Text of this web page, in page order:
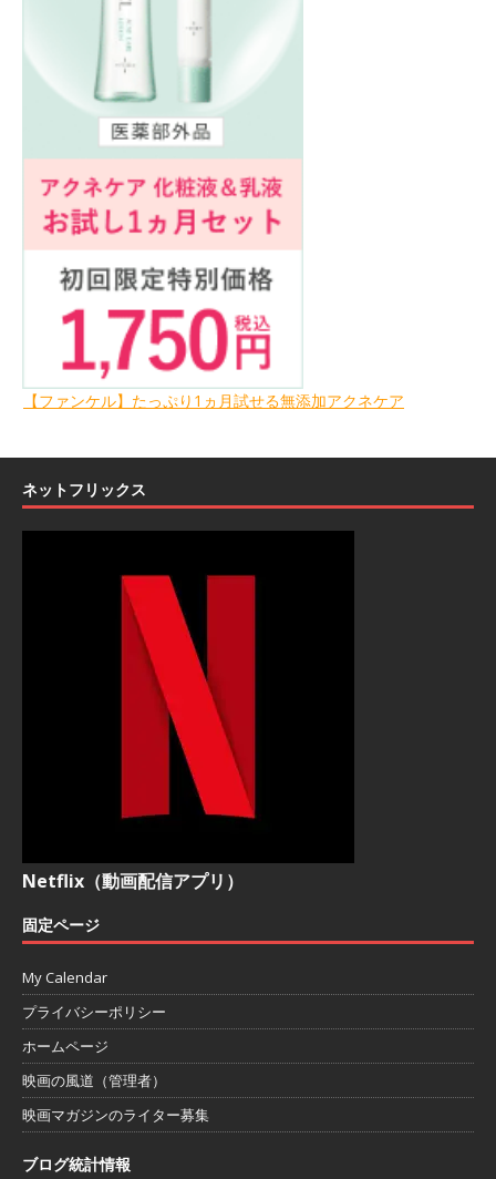
【ファンケル】たっぷり1ヵ月試せる無添加アクネケア
ネットフリックス
Netflix（動画配信アプリ）
固定ページ
My Calendar
プライバシーポリシー
ホームページ
映画の風道（管理者）
映画マガジンのライター募集
ブログ統計情報